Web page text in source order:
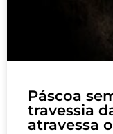
Páscoa
travessia
atravessa